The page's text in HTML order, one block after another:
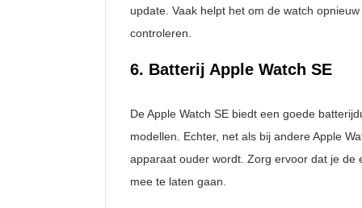
update. Vaak helpt het om de watch
controleren.
6. Batterij Apple Watch SE
De Apple Watch SE biedt een goede
modellen. Echter, net als bij andere Apple
apparaat ouder wordt. Zorg ervoor dat je
mee te laten gaan.